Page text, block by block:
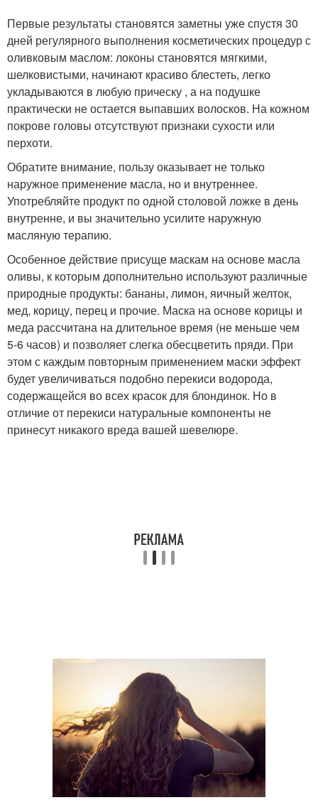
Первые результаты становятся заметны уже спустя 30
дней регулярного выполнения косметических процедур с
оливковым маслом: локоны становятся мягкими,
шелковистыми, начинают красиво блестеть, легко
укладываются в любую прическу , а на подушке
практически не остается выпавших волосков. На кожном
покрове головы отсутствуют признаки сухости или
перхоти.
Обратите внимание, пользу оказывает не только
наружное применение масла, но и внутреннее.
Употребляйте продукт по одной столовой ложке в день
внутренне, и вы значительно усилите наружную
масляную терапию.
Особенное действие присуще маскам на основе масла
оливы, к которым дополнительно используют различные
природные продукты: бананы, лимон, яичный желток,
мед, корицу, перец и прочие. Маска на основе корицы и
меда рассчитана на длительное время (не меньше чем
5-6 часов) и позволяет слегка обесцветить пряди. При
этом с каждым повторным применением маски эффект
будет увеличиваться подобно перекиси водорода,
содержащейся во всех красок для блондинок. Но в
отличие от перекиси натуральные компоненты не
принесут никакого вреда вашей шевелюре.